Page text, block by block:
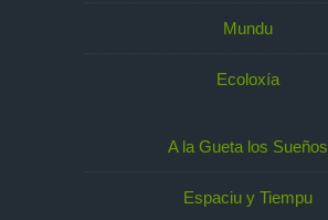
Mundu
Ecoloxía
A la Gueta los Sueños
Espaciu y Tiempu